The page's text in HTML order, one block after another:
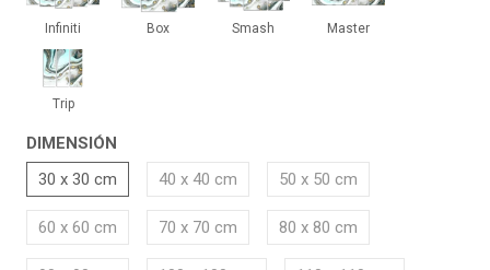
Infiniti Box Smash Master
Trip
Trip
DIMENSIÓN
30 x 30 cm
40 x 40 cm 50 x 50 cm
60 x 60 cm 70 x 70 cm 80 x 80 cm